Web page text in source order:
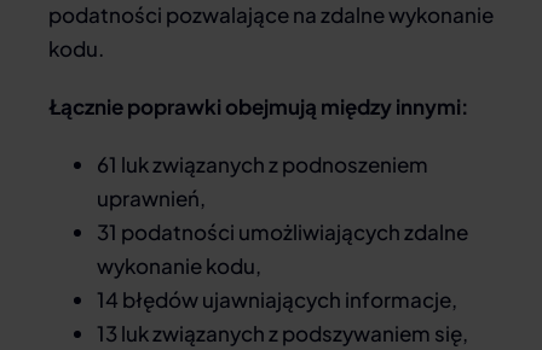
podatności pozwalające na zdalne wykonanie
kodu.
Łącznie poprawki obejmują między innymi:
61 luk związanych z podnoszeniem
uprawnień,
31 podatności umożliwiających zdalne
wykonanie kodu,
14 błędów ujawniających informacje,
13 luk związanych z podszywaniem się,